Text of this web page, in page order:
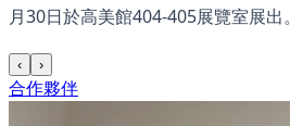
月30日於高美館404-405展覽室展出。
‹ ›
合作夥伴